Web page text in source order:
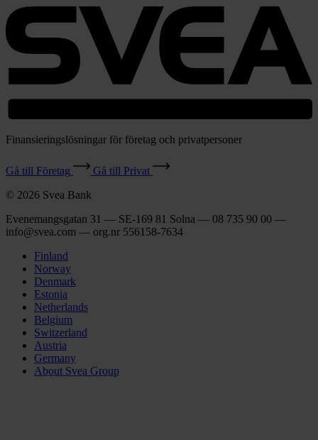
Finansieringslösningar för företag och privatpersoner
Gå till Företag
Gå till Privat
© 2026 Svea Bank
Evenemangsgatan 31 — SE-169 81 Solna — 08 735 90 00 —
info@svea.com — org.nr 556158‑7634
Finland
Norway
Denmark
Estonia
Netherlands
Belgium
Switzerland
Austria
Germany
About Svea Group